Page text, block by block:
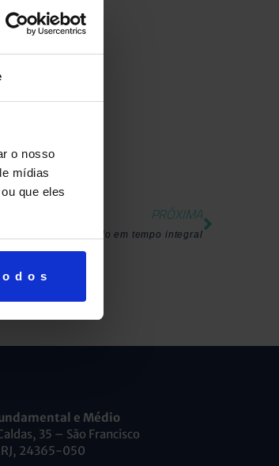
o nosso
mídias
que eles
PRÓXIMA
Aprendizado em tempo integral
e Médio
35 – São Francisco
24365-050